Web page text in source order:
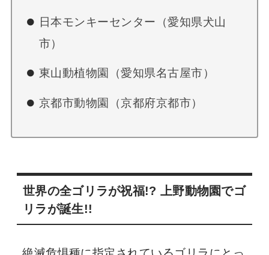
日本モンキーセンター（愛知県犬山
市）
東山動植物園（愛知県名古屋市）
京都市動物園（京都府京都市）
世界の全ゴリラが祝福!? 上野動物園でゴ
リラが誕生!!